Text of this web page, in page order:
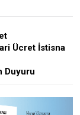
Ücret İstisna
Duyuru